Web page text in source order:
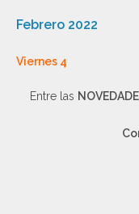
Febrero 2022
Viernes 4
Entre las